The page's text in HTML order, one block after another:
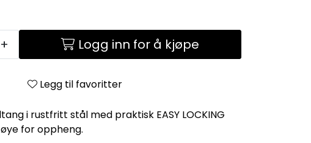
+ Logg inn for å kjøpe
Legg til favoritter
i rustfritt stål med praktisk EASY LOCKING
for oppheng.